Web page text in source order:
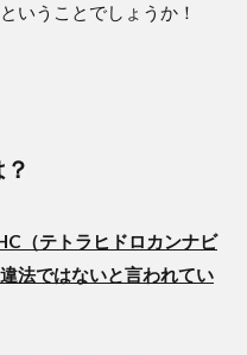
いうことでしょうか！
（テトラヒドロカンナビ
法ではないと言われてい